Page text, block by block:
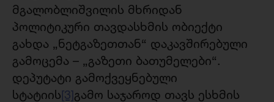
მგალობლიშვილის მხრიდან
პოლიტიკური თავდასხმის ობიექტი
გახდა „ნეტგაზეთთან“ დაკავშირებული
გამოცემა – „გაზეთი ბათუმელები“.
დეპუტატი გამოქვეყნებული
სტატიის[3]გამო საჯაროდ თავს ესხმის